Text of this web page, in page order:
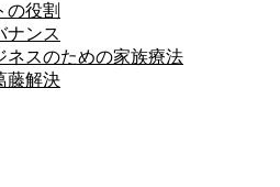
の役割
ナンス
ネスのための家族療法
藤解決